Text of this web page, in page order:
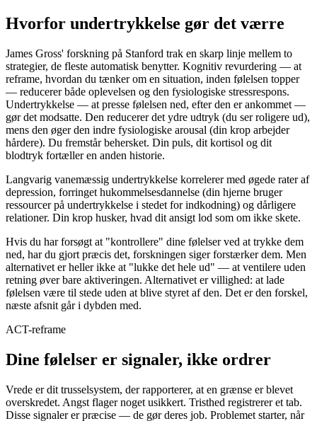
Hvorfor undertrykkelse gør det værre
James Gross' forskning på Stanford trak en skarp linje mellem to
strategier, de fleste automatisk benytter. Kognitiv revurdering — at
reframe, hvordan du tænker om en situation, inden følelsen topper
— reducerer både oplevelsen og den fysiologiske stressrespons.
Undertrykkelse — at presse følelsen ned, efter den er ankommet —
gør det modsatte. Den reducerer det ydre udtryk (du ser roligere ud),
mens den øger den indre fysiologiske arousal (din krop arbejder
hårdere). Du fremstår behersket. Din puls, dit kortisol og dit
blodtryk fortæller en anden historie.
Langvarig vanemæssig undertrykkelse korrelerer med øgede rater af
depression, forringet hukommelsesdannelse (din hjerne bruger
ressourcer på undertrykkelse i stedet for indkodning) og dårligere
relationer. Din krop husker, hvad dit ansigt lod som om ikke skete.
Hvis du har forsøgt at "kontrollere" dine følelser ved at trykke dem
ned, har du gjort præcis det, forskningen siger forstærker dem. Men
alternativet er heller ikke at "lukke det hele ud" — at ventilere uden
retning øver bare aktiveringen. Alternativet er villighed: at lade
følelsen være til stede uden at blive styret af den. Det er den forskel,
næste afsnit går i dybden med.
ACT-reframe
Dine følelser er signaler, ikke ordrer
Vrede er dit trusselsystem, der rapporterer, at en grænse er blevet
overskredet. Angst flager noget usikkert. Tristhed registrerer et tab.
Disse signaler er præcise — de gør deres job. Problemet starter, når